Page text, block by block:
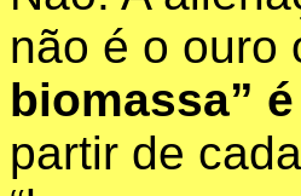
não é o ouro
biomassa”
partir de